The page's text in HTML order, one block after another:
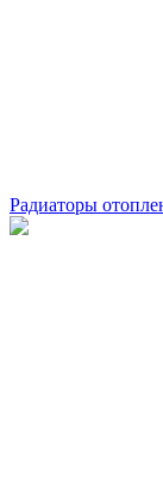
Радиаторы